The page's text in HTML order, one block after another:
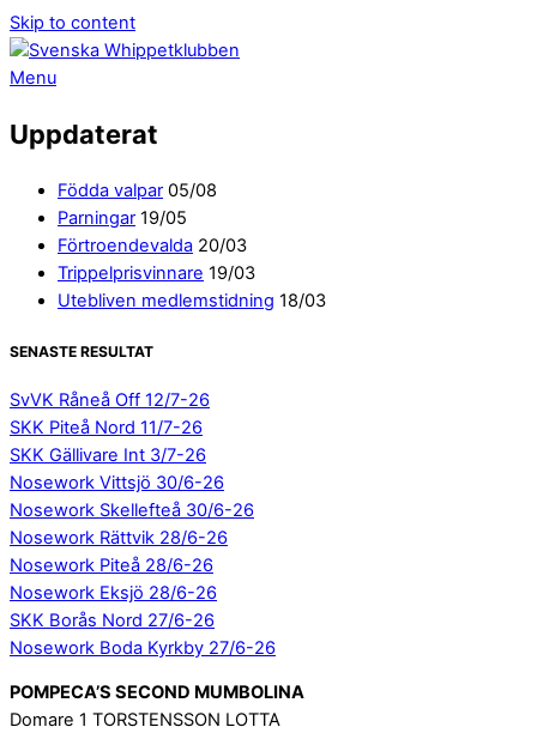
Skip to content
Menu
Uppdaterat
Födda valpar 05/08
Parningar 19/05
Förtroendevalda 20/03
Trippelprisvinnare 19/03
Utebliven medlemstidning 18/03
SENASTE RESULTAT
SvVK Råneå Off 12/7-26
SKK Piteå Nord 11/7-26
SKK Gällivare Int 3/7-26
Nosework Vittsjö 30/6-26
Nosework Skellefteå 30/6-26
Nosework Rättvik 28/6-26
Nosework Piteå 28/6-26
Nosework Eksjö 28/6-26
SKK Borås Nord 27/6-26
Nosework Boda Kyrkby 27/6-26
POMPECA’S SECOND MUMBOLINA
Domare 1 TORSTENSSON LOTTA